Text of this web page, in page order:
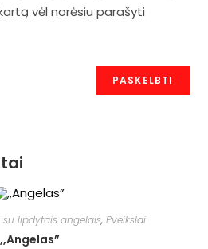
vėl norėsiu parašyti
su lipdytais angelais, Pveikslai
,,Angelas”